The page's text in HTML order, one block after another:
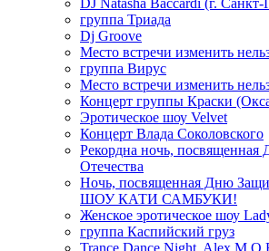
DJ Natasha Baccardi (г. Санкт-
группа Триада
Dj Groove
Место встречи изменить
группа Вирус
Место встречи изменить
Концерт группы Краски
Эротическое шоу Velvet
Концерт Влада Соколовского
Рекордна ночь,
Отечества
Ночь, посвященная Дню
ШОУ КАТИ САМБУКИ!
Женское эротическое шоу
группа Каспийский груз
Trance Dance Night. Alex